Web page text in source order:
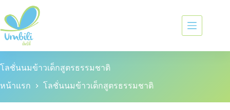
โลชั่นนมข้าวเด็กสูตรธรรมชาติ
หน้าแรก โลชั่นนมข้าวเด็กสูตรธรรมชาติ